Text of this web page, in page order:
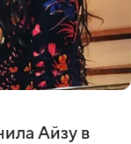
Айзу в